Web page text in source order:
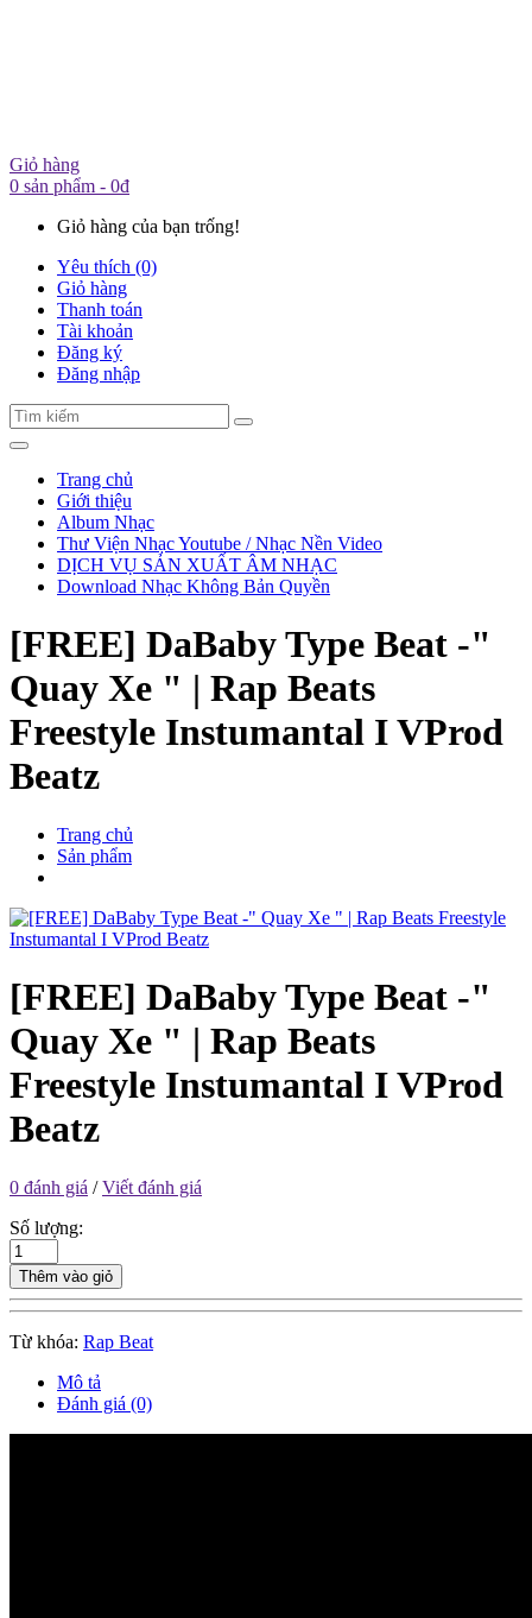
Giỏ hàng
0 sản phẩm - 0đ
Giỏ hàng của bạn trống!
Yêu thích (0)
Giỏ hàng
Thanh toán
Tài khoản
Đăng ký
Đăng nhập
Trang chủ
Giới thiệu
Album Nhạc
Thư Viện Nhạc Youtube / Nhạc Nền Video
DỊCH VỤ SẢN XUẤT ÂM NHẠC
Download Nhạc Không Bản Quyền
[FREE] DaBaby Type Beat -"
Quay Xe " | Rap Beats
Freestyle Instumantal I VProd
Beatz
Trang chủ
Sản phẩm
[FREE] DaBaby Type Beat -"
Quay Xe " | Rap Beats
Freestyle Instumantal I VProd
Beatz
0 đánh giá /Viết đánh giá
Số lượng:
Thêm vào giỏ
Từ khóa: Rap Beat
Mô tả
Đánh giá (0)